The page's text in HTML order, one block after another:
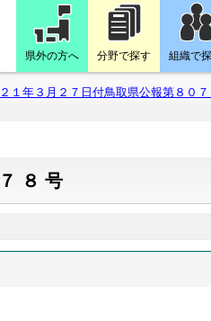
県外の方へ 分野で探す 組織で
１年３月２７日付鳥取県公報第８０７
８号